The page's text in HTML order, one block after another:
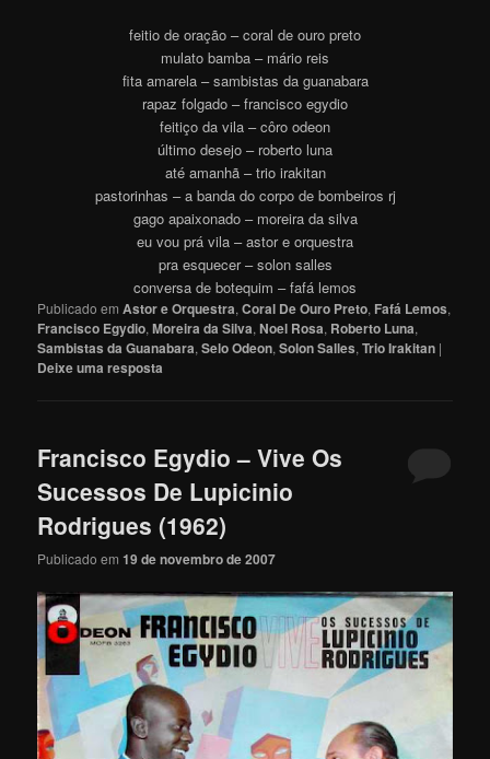
feitio de oração – coral de ouro preto
mulato bamba – mário reis
fita amarela – sambistas da guanabara
rapaz folgado – francisco egydio
feitiço da vila – côro odeon
último desejo – roberto luna
até amanhã – trio irakitan
pastorinhas – a banda do corpo de bombeiros rj
gago apaixonado – moreira da silva
eu vou prá vila – astor e orquestra
pra esquecer – solon salles
conversa de botequim – fafá lemos
Publicado em Astor e Orquestra,Coral De Ouro Preto, Fafá Lemos,
Francisco Egydio,Moreira da Silva,Noel Rosa, Roberto Luna,
Sambistas da Guanabara,Selo Odeon,Solon Salles,Trio Irakitan |
Deixe uma resposta
Francisco Egydio – Vive Os
Sucessos De Lupicinio
Rodrigues (1962)
Publicado em19 de novembro de 2007